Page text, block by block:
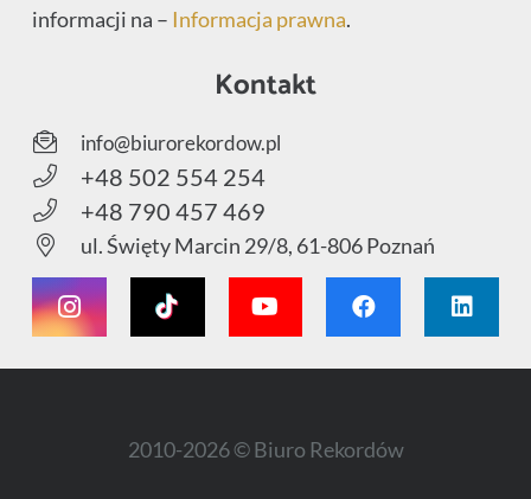
informacji na – Informacja prawna.
Kontakt
info@biurorekordow.pl
+48 502 554 254
+48 790 457 469
ul. Święty Marcin 29/8, 61-806 Poznań
2010-2026 © Biuro Rekordów